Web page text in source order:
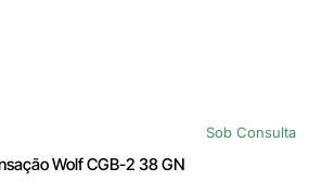
Sob Consulta
Wolf CGB-2 38 GN